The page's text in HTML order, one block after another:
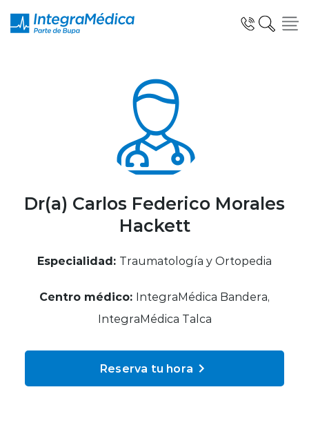
Especialidades y Servicios
Telemedicina Blua
Clínicas Dentales
Planes y Convenios
Pacientes Fonasa
Dr(a) Carlos Federico Morales
Hackett
Especialidad: Traumatología y Ortopedia
Centro médico: IntegraMédica Bandera,
IntegraMédica Talca
Reserva tu hora